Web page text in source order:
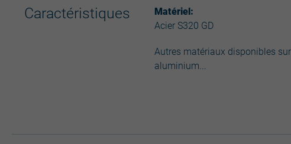
Caractéristiques
Matériel:
Acier S320 GD
Autres matériaux disponibles
aluminium...